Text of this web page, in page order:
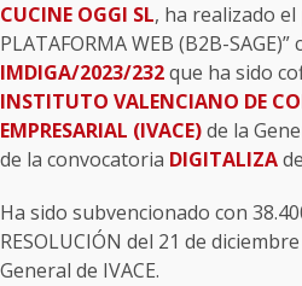
CUCINE OGGI SL, ha realizado el
PLATAFORMA WEB (B2B-
IMDIGA/2023/232que ha sido
INSTITUTO VALENCIANO DE
EMPRESARIAL (IVACE)de la
de la convocatoria DIGITALIZA
Ha sido subvencionado con
RESOLUCIÓN del 21 de
General de IVACE.